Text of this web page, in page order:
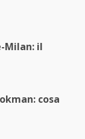
Milan: il
cosa